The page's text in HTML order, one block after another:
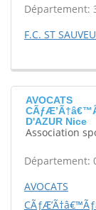
Département:
F.C. ST
AVOCATS
D'AZUR Nice
Association
Département:
AVOCATS